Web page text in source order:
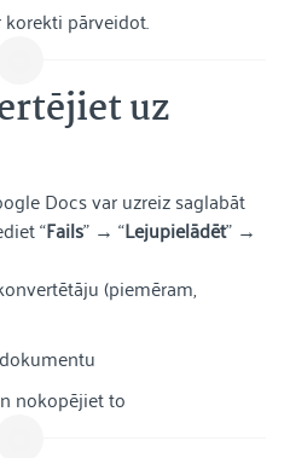
korekti pārveidot.
uz
Docs var uzreiz saglabāt
“Fails” → “Lejupielādēt” →
(piemēram,
nokopējiet to